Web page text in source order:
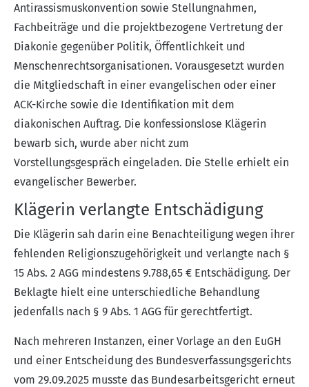
Antirassismuskonvention sowie Stellungnahmen,
Fachbeiträge und die projektbezogene Vertretung der
Diakonie gegenüber Politik, Öffentlichkeit und
Menschenrechtsorganisationen. Vorausgesetzt wurden
die Mitgliedschaft in einer evangelischen oder einer
ACK-Kirche sowie die Identifikation mit dem
diakonischen Auftrag. Die konfessionslose Klägerin
bewarb sich, wurde aber nicht zum
Vorstellungsgespräch eingeladen. Die Stelle erhielt ein
evangelischer Bewerber.
Klägerin verlangte Entschädigung
Die Klägerin sah darin eine Benachteiligung wegen ihrer
fehlenden Religionszugehörigkeit und verlangte nach §
15 Abs. 2 AGG mindestens 9.788,65 € Entschädigung. Der
Beklagte hielt eine unterschiedliche Behandlung
jedenfalls nach § 9 Abs. 1 AGG für gerechtfertigt.
Nach mehreren Instanzen, einer Vorlage an den EuGH
und einer Entscheidung des Bundesverfassungsgerichts
vom 29.09.2025 musste das Bundesarbeitsgericht erneut